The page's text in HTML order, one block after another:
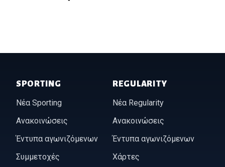
SPORTING
Νέα Sporting
Ανακοινώσεις
Έντυπα αγωνιζόμενων
Συμμετοχές
REGULARITY
Νέα Regularity
Ανακοινώσεις
Έντυπα αγωνιζόμενων
Χάρτες